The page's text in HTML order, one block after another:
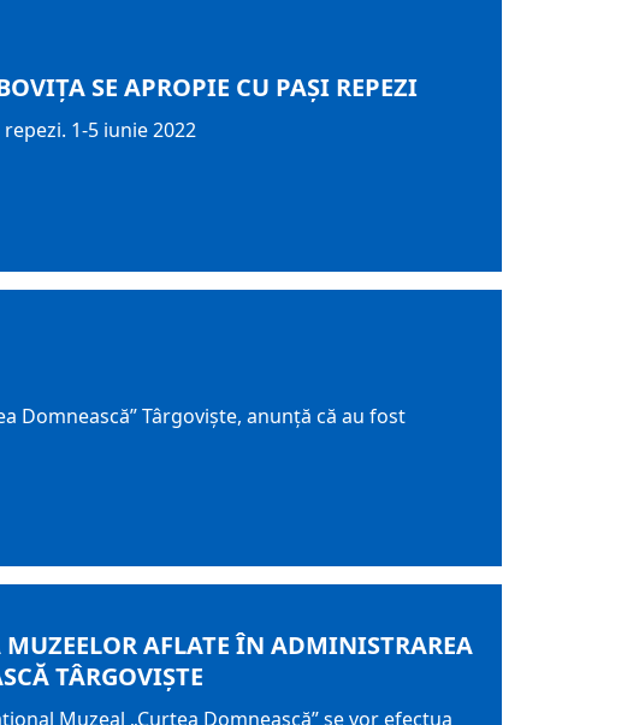
SE APROPIE CU PAȘI REPEZI
1-5 iunie 2022
Domnească” Târgoviște, anunță că au fost
AFLATE ÎN ADMINISTRAREA
TÂRGOVIȘTE
Muzeal „Curtea Domnească” se vor efectua